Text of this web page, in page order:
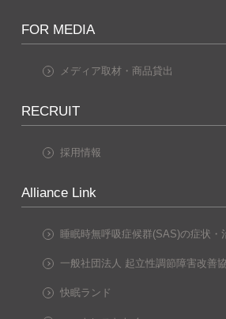
FOR MEDIA
メディア取材・商品貸出
RECRUIT
採用情報
Alliance Link
睡眠時無呼吸症候群(SAS)の症状・
一般社団法人 起立性調節障害改善
快眠ランド